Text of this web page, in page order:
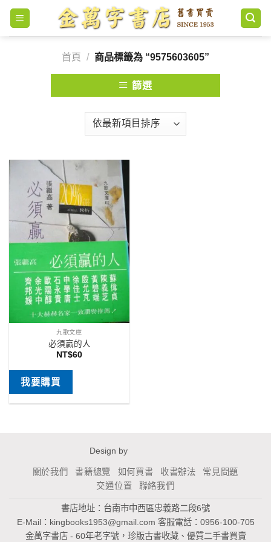
Skip
content
首頁
/ 商品標籤為 “9575603605”
篩選
九歌文庫
必須贏的人
NT$60
我要購買
Design by
關於我們 書籍總覽 如何買書 收書辦法
常見問題
交通位置
聯絡我們
書店地址：台南市中西區忠義路二段6號
E-Mail： kingbooks1953@gmail.com 客服電話：0956-100-705
金萬字書店 - 60年老字號，珍版古書收藏、優質二手書買賣